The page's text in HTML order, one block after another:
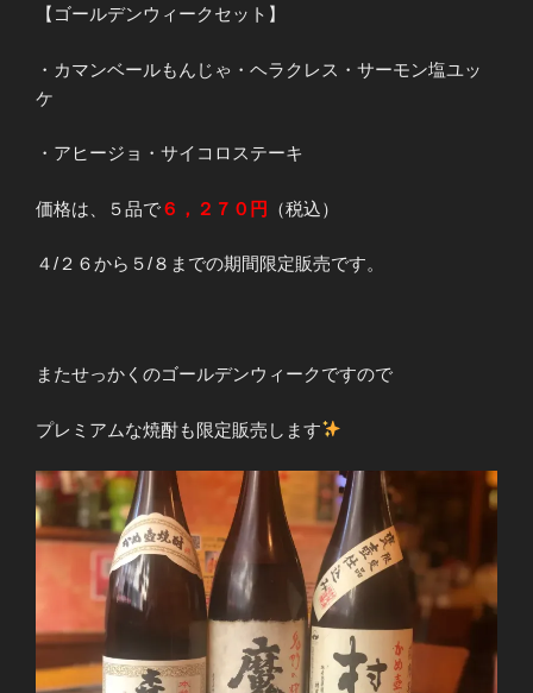
【ゴールデンウィークセット】
・カマンベールもんじゃ・ヘラクレス・サーモン塩ユッ
ケ
・アヒージョ・サイコロステーキ
価格は、５品で６，２７０円 （税込）
４/２６から５/８までの期間限定販売です。
またせっかくのゴールデンウィークですので
プレミアムな焼酎も限定販売します